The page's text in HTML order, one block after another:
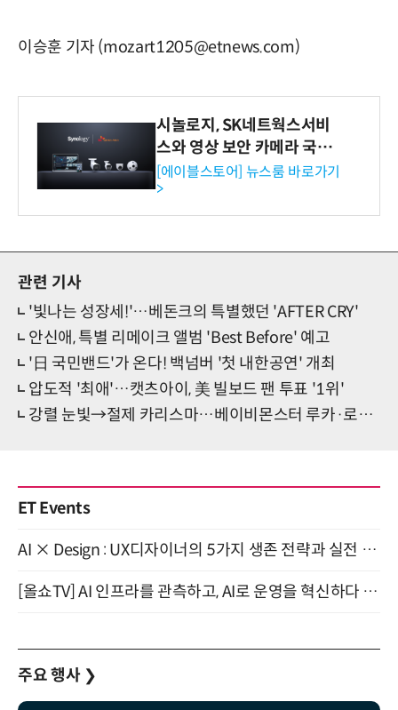
이승훈 기자 (mozart1205@etnews.com)
시놀로지, SK네트웍스서비
스와 영상 보안 카메라 국내
독점 판매 파트너십 체결
[에이블스토어] 뉴스룸 바로가기
>
관련 기사
'빛나는 성장세!'…베돈크의 특별했던 'AFTER CRY'
안신애, 특별 리메이크 앨범 'Best Before' 예고
'日 국민밴드'가 온다! 백넘버 '첫 내한공연' 개최
압도적 '최애'…캣츠아이, 美 빌보드 팬 투표 '1위'
강렬 눈빛→절제 카리스마…베이비몬스터 루카·로라의 '춤'
ET Events
AI × Design : UX디자이너의 5가지 생존 전략과 실전 대응 8월 28일 개최
[올쇼TV] AI 인프라를 관측하고, AI로 운영을 혁신하다 (8월 11일 생방송)
주요 행사 ❯